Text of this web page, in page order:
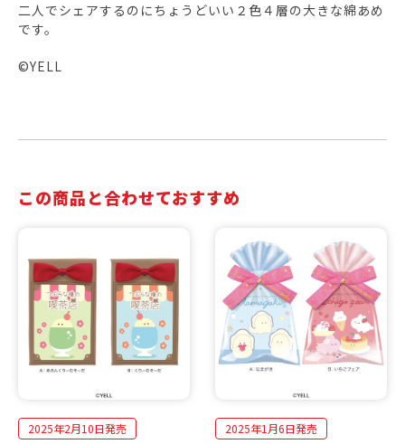
二人でシェアするのにちょうどいい２色４層の大きな綿あめ
です。
©YELL
この商品と合わせておすすめ
2025年2月10日発売 2025年1月6日発売